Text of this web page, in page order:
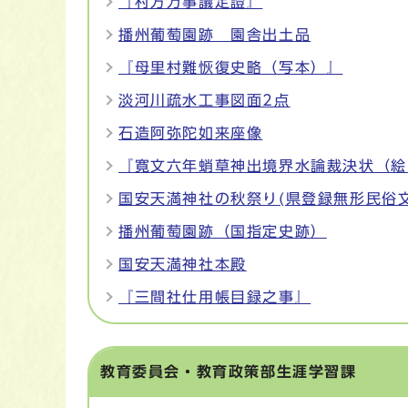
播州葡萄園跡 園舎出土品
『母里村難恢復史略（写本）』
淡河川疏水工事図面2点
石造阿弥陀如来座像
『寛文六年蛸草神出境界水論裁決状（絵
国安天満神社の秋祭り(県登録無形民俗
播州葡萄園跡（国指定史跡）
国安天満神社本殿
『三間社仕用帳目録之事』
教育委員会・教育政策部生涯学習課